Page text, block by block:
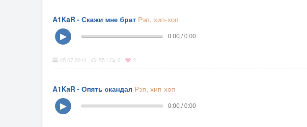
A1KaR - Скажи мне брат Рэп, хип-хоп
▶
0:00 / 0:00
05.07.2014 55 0 2
A1KaR - Опять скандал Рэп, хип-хоп
▶
0:00 / 0:00